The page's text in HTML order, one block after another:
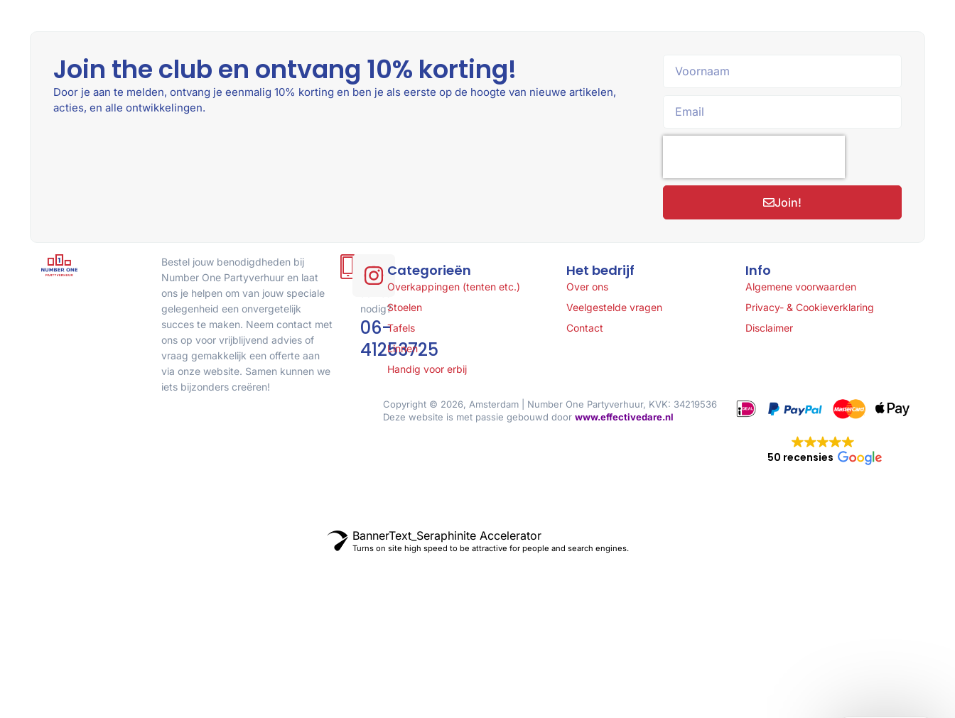
Bestel jouw benodigdheden bij
Number One Partyverhuur en laat
ons je helpen om van jouw speciale
gelegenheid een onvergetelijk
succes te maken. Neem contact met
ons op voor vrijblijvend advies of
vraag gemakkelijk een offerte aan
via onze website. Samen kunnen we
iets bijzonders creëren!
of
advies
nodig?
06-
41253725
Categorieën
Overkappingen (tenten etc.)
Stoelen
Tafels
Linnen
Handig voor erbij
Het bedrijf
Over ons
Veelgestelde vragen
Contact
Info
Algemene voorwaarden
Privacy- & Cookieverklaring
Disclaimer
Copyright © 2026, Amsterdam | Number One Partyverhuur, KVK: 34219536
Deze website is met passie gebouwd doorwww.effectivedare.nl
50 recensies
Join the club en ontvang 10% korting!
Door je aan te melden, ontvang je eenmalig 10% korting en ben je als eerste op de hoogte van nieuwe artikelen,
acties, en alle ontwikkelingen.
Join!
BannerText_Seraphinite Accelerator
Turns on site high speed to be attractive for people and search engines.